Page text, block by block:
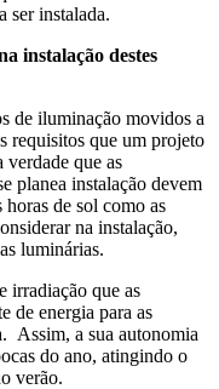
ser instalada.
instalação destes
de iluminação movidos a
requisitos que um projeto
que as
planea instalação devem
horas de sol como as
na instalação,
luminárias.
irradiação que as
de energia para as
Assim, a sua autonomia
do ano, atingindo o
verão.